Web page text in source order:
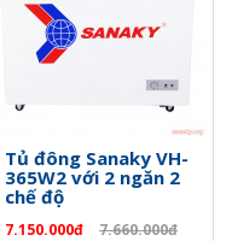
Tủ đông Sanaky VH-
365W2 với 2 ngăn 2
chế độ
7.150.000đ 7.660.000đ